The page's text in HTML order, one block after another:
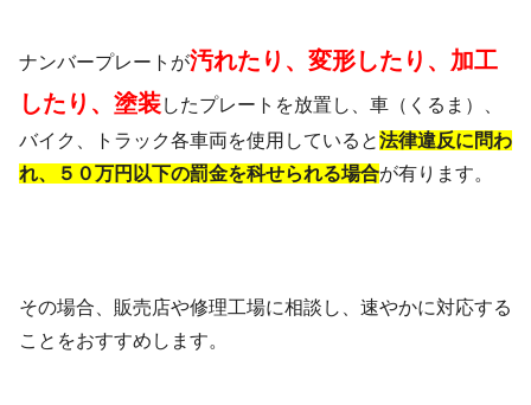
ナンバープレートが汚れたり、変形したり、加工
したり、塗装したプレートを放置し、車（くるま）、
バイク、トラック各車両を使用していると法律違反に問わ
れ、５０万円以下の罰金を科せられる場合が有ります。
その場合、販売店や修理工場に相談し、速やかに対応する
ことをおすすめします。